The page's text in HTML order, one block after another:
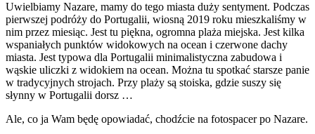
Uwielbiamy Nazare, mamy do tego miasta duży sentyment. Podczas
pierwszej podróży do Portugalii, wiosną 2019 roku mieszkaliśmy w
nim przez miesiąc. Jest tu piękna, ogromna plaża miejska. Jest kilka
wspaniałych punktów widokowych na ocean i czerwone dachy
miasta. Jest typowa dla Portugalii minimalistyczna zabudowa i
wąskie uliczki z widokiem na ocean. Można tu spotkać starsze panie
w tradycyjnych strojach. Przy plaży są stoiska, gdzie suszy się
słynny w Portugalii dorsz …
Ale, co ja Wam będę opowiadać, chodźcie na fotospacer po Nazare.